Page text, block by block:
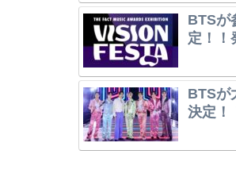
BTSが
定！！
BTSが
決定！